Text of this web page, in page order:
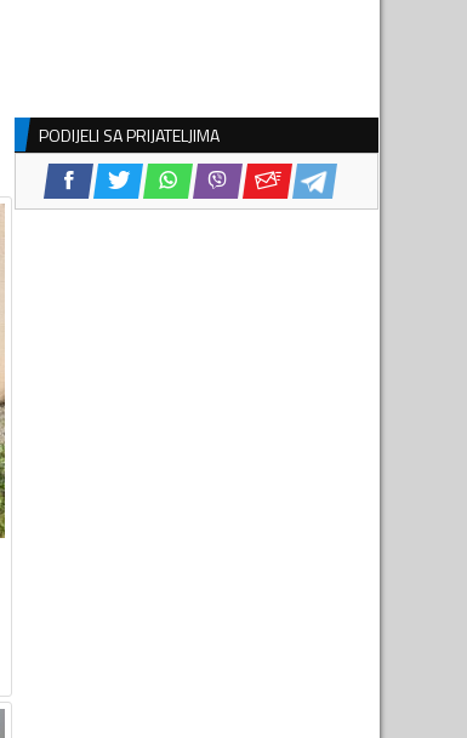
PODIJELI SA PRIJATELJIMA